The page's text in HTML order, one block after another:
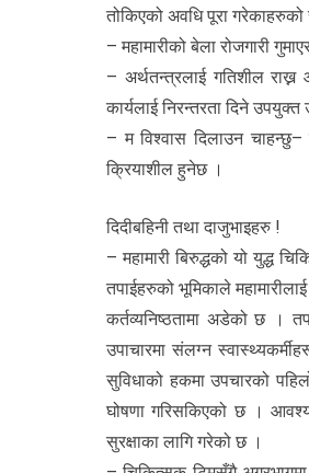
तोकिएको अवधि पूरा
– महामारीको बेला रोजगारी
– अर्थतन्त्रलाई गतिशील
कार्यलाई निरन्तरता दिने
– म विश्वास दिलाउन
क्रियाशील हुनेछ ।
दिदीबहिनी तथा दाजुभाइहरु !
– महामारी बिरुद्धको यो युद्ध
तपाईहरुको भूमिकाले
कर्तव्यनिष्ठतामा अडेको छ ।
उपाचारमा संलग्न
सुविधाको हकमा उपचारको
घोषणा गरिसकिएको छ ।
सुरक्षाका लागि गरेको छ ।